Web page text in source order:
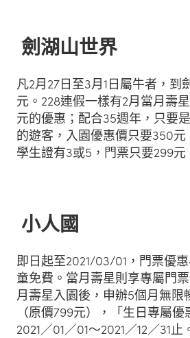
劍湖山世界
凡2月27日至3月1日屬牛者，到
元。228連假一樣有2月當月壽
元的優惠；配合35週年，只要
的遊客，入園優惠價只要350
學生證有3或5，門票只要299元
小人國
即日起至2021/03/01，門票優
童免費。當月壽星則享專屬門
月壽星入園後，申辦5個月無限
（原價799元），「生日專屬
2021／01／01～2021／12／31止